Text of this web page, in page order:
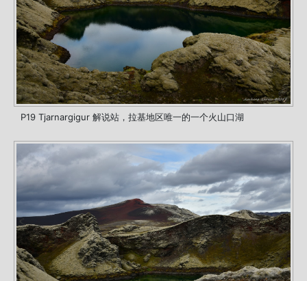
P19 Tjarnargigur 解说站，拉基地区唯一的一个火山口湖